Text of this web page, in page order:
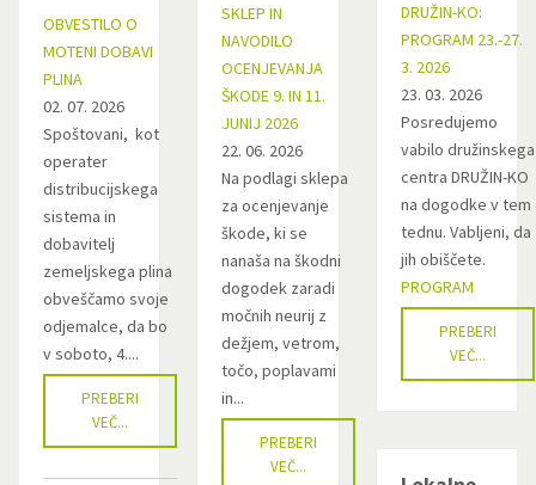
OBVESTILO O
MOTENI DOBAVI
PLINA
02. 07. 2026
Spoštovani, kot
operater
distribucijskega
sistema in
dobavitelj
zemeljskega plina
obveščamo svoje
odjemalce, da bo
v soboto, 4....
PREBERI
VEČ...
SKLEP IN
NAVODILO
OCENJEVANJA
ŠKODE 9. IN 11.
JUNIJ 2026
22. 06. 2026
Na podlagi sklepa
za ocenjevanje
škode, ki se
nanaša na škodni
dogodek zaradi
močnih neurij z
dežjem, vetrom,
točo, poplavami
in...
PREBERI
VEČ...
DRUŽIN-KO:
PROGRAM 23.-27.
3. 2026
23. 03. 2026
Posredujemo
vabilo družinskega
centra DRUŽIN-KO
na dogodke v tem
tednu. Vabljeni, da
jih obiščete.
PROGRAM
PREBERI
VEČ...